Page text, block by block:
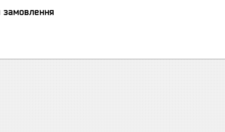
замовлення